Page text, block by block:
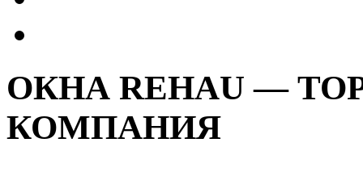
ОКНА REHAU —
КОМПАНИЯ